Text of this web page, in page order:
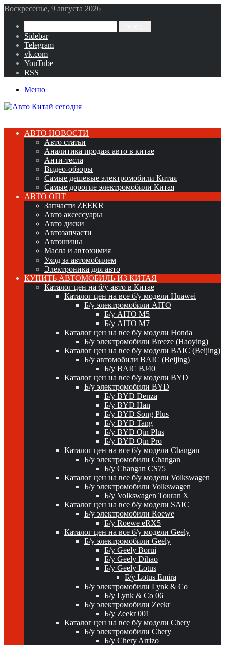
Воскресенье, 9 августа 2026
Sidebar
Telegram
vk.com
YouTube
RSS
Меню
АВТО НОВОСТИ
Авто статьи
Аналитика продаж авто в китае
Анти-тесла
Видео-обзоры
Самые дешевые электромобили Китая
Самые дорогие электромобили Китая
АВТО ОПТ
Запчасти ZEEKR
Авто аксессуары
Авто диски
Автозапчасти
Автошины
Масла и автохимия
Уход за автомобилем
Электроника для авто
КУПИТЬ АВТОМОБИЛЬ ИЗ КИТАЯ
Каталог цен на б/у авто в Китае
Каталог цен на все б/у модели Huawei
Б/у электромобили AITO
Б/у AITO M5
Б/у AITO M7
Каталог цен на все б/у модели Honda
Б/у электромобили Breeze (Haoying)
Каталог цен на все б/у модели BAIC (Beijing)
Б/у автомобили BAIC (Beijing)
Б/у BAIC BJ40
Каталог цен на все б/у модели BYD
Б/у электромобили BYD
Б/у BYD Denza
Б/у BYD Han
Б/у BYD Song Plus
Б/у BYD Tang
Б/у BYD Qin Plus
Б/у BYD Qin Pro
Каталог цен на все б/у модели Changan
Б/у электромобили Changan
Б/у Changan CS75
Каталог цен на все б/у модели Volkswagen
Б/у электромобили Volkswagen
Б/у Volkswagen Touran X
Каталог цен на все б/у модели SAIC
Б/у электромобили Roewe
Б/у Roewe eRX5
Каталог цен на все б/у модели Geely
Б/у электромобили Geely
Б/у Geely Borui
Б/у Geely Dihao
Б/у Geely Lotus
Б/у Lotus Emira
Б/у электромобили Lynk & Co
Б/у Lynk & Co 06
Б/у электромобили Zeekr
Б/у Zeekr 001
Каталог цен на все б/у модели Chery
Б/у электромобили Chery
Б/у Chery Arrizo